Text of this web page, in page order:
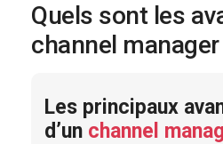
Quels sont les
channel manager
Les principaux
d’un channel